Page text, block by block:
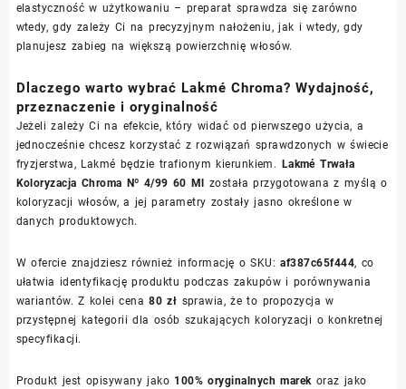
elastyczność w użytkowaniu – preparat sprawdza się zarówno
wtedy, gdy zależy Ci na precyzyjnym nałożeniu, jak i wtedy, gdy
planujesz zabieg na większą powierzchnię włosów.
Dlaczego warto wybrać Lakmé Chroma? Wydajność,
przeznaczenie i oryginalność
Jeżeli zależy Ci na efekcie, który widać od pierwszego użycia, a
jednocześnie chcesz korzystać z rozwiązań sprawdzonych w świecie
fryzjerstwa, Lakmé będzie trafionym kierunkiem. Lakmé Trwała
Koloryzacja Chroma Nº 4/99 60 Ml została przygotowana z myślą o
koloryzacji włosów, a jej parametry zostały jasno określone w
danych produktowych.
W ofercie znajdziesz również informację o SKU:af387c65f444, co
ułatwia identyfikację produktu podczas zakupów i porównywania
wariantów. Z kolei cena80 zł sprawia, że to propozycja w
przystępnej kategorii dla osób szukających koloryzacji o konkretnej
specyfikacji.
Produkt jest opisywany jako 100% oryginalnych marek oraz jako